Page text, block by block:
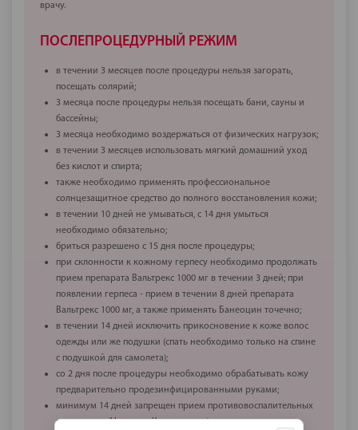
врачу.
ПОСЛЕПРОЦЕДУРНЫЙ РЕЖИМ
в течении 3 месяцев после процедуры нельзя загорать,
посещать солярий;
3 месяца после процедуры нельзя посещать бани, сауны и
бассейны;
3 месяца необходимо воздержаться от физических нагрузок;
в течении 3 месяцев использовать мягкий домашний уход
без кислот и спирта;
также необходимо применять профессиональное
солнцезащитное средство до полного восстановления кожи;
в течении 10 дней не умываться, с 14 дня умыться
необходимо обязательно;
бриться разрешено с 15 дня после процедуры;
при склонности к кожному герпесу необходимо продолжать
прием препарата Вальтрекс 1000 мг в течении 3 дней; при
появлении герпеса - прием в течении 8 дней препарата
Вальтрекс 1000 мг, а также применять Банеоцин точечно;
в течении 14 дней исключить прикосновение к коже волос
одежды или же подушки (спать необходимо только на спине
с подушкой для самолета);
со 2 дня после процедуры необходимо обрабатывать кожу
предварительно продезинфицированными руками;
минимум 14 дней запрещен прием противовоспалительных
препаратов (Нимесил, Кетанов и т.д).